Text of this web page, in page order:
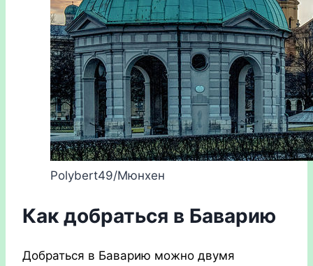
Polybert49/Мюнхен
Как добраться в Баварию
Добраться в Баварию можно двумя